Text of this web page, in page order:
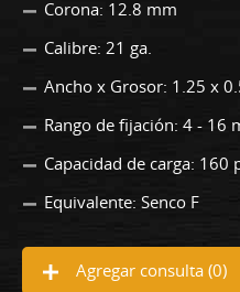
Corona: 12.8 mm
Calibre: 21 ga.
Ancho x Grosor: 1.25 x
Rango de fijación: 4 - 16
Capacidad de carga: 160
Equivalente: Senco F
Agregar consulta (0)